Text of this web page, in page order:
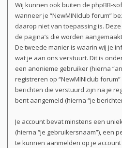
Wij kunnen ook buiten de phpBB-
wanneer je “NewMINIclub forum”
daarop niet van toepassing is.
de pagina’s die worden
De tweede manier is waarin wij je
wat je aan ons verstuurt. Dit is
een anonieme gebruiker (hierna
registreren op “NewMINIclub
berichten die verstuurd zijn na je
bent aangemeld (hierna “je
Je account bevat minstens een
(hierna “je gebruikersnaam”), een
te kunnen aanmelden op je